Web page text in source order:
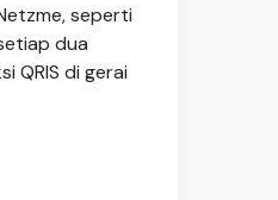
seperti
dua
QRIS di gerai